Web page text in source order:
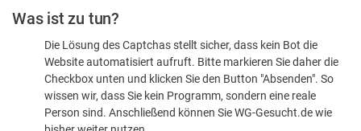
sind
Was ist zu tun?
Die Lösung des Captchas stellt sicher, dass kein Bot die
Website automatisiert aufruft. Bitte markieren Sie daher die
Checkbox unten und klicken Sie den Button "Absenden". So
wissen wir, dass Sie kein Programm, sondern eine reale
Person sind. Anschließend können Sie WG-Gesucht.de wie